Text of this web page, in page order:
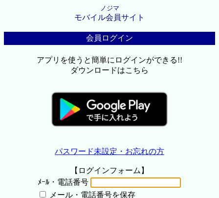
ノジマ
モバイル会員サイト
会員ログイン
アプリを使うと簡単にログインができる!!
ダウンロードはこちら
パスワード未設定・お忘れの方
【ログインフォーム】
ﾒｰﾙ・電話番号
メール・電話番号を保存